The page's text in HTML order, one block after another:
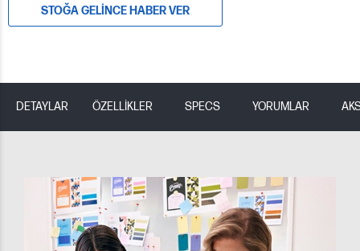
STOĞA GELINCE HABER VER
DETAYLAR ÖZELLİKLER SPECS YORUMLAR